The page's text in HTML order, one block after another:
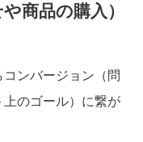
商品の購入）
ンバージョン（問
のゴール）に繋が